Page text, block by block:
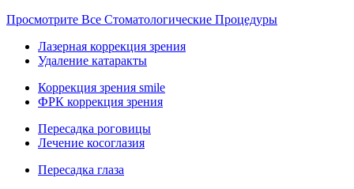
Просмотрите Все Стоматологические Процедуры
Лазерная коррекция зрения
Удаление катаракты
Коррекция зрения smile
ФРК коррекция зрения
Пересадка роговицы
Лечение косоглазия
Пересадка глаза